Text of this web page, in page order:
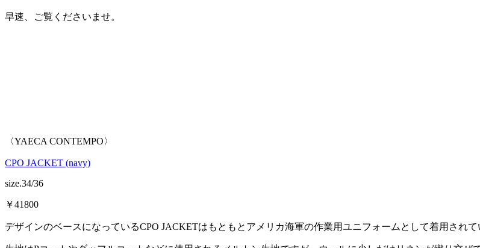
早速、ご覧くださいませ。
〈YAECA CONTEMPO〉
CPO JACKET (navy)
size.34/36
￥41800
デザインのベースになっているCPO JACKETはもともとアメリカ海軍の作業用ユニフォームとして着用されて